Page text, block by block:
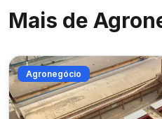
Mais de
Agronegócio